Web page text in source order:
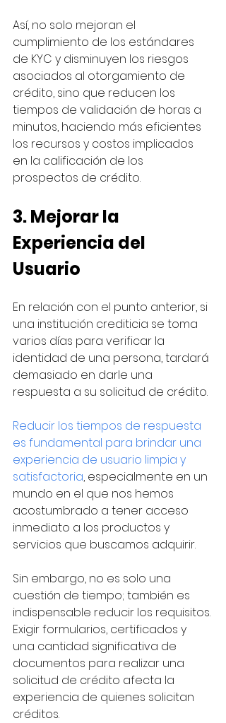
Así, no solo mejoran el
cumplimiento de los estándares
de KYC y disminuyen los riesgos
asociados al otorgamiento de
crédito, sino que reducen los
tiempos de validación de horas a
minutos, haciendo más eficientes
los recursos y costos implicados
en la calificación de los
prospectos de crédito.
3. Mejorar la
Experiencia del
Usuario
En relación con el punto anterior, si
una institución crediticia se toma
varios días para verificar la
identidad de una persona, tardará
demasiado en darle una
respuesta a su solicitud de crédito.
Reducir los tiempos de respuesta
es fundamental para brindar una
experiencia de usuario limpia y
satisfactoria, especialmente en un
mundo en el que nos hemos
acostumbrado a tener acceso
inmediato a los productos y
servicios que buscamos adquirir.
Sin embargo, no es solo una
cuestión de tiempo; también es
indispensable reducir los requisitos.
Exigir formularios, certificados y
una cantidad significativa de
documentos para realizar una
solicitud de crédito afecta la
experiencia de quienes solicitan
créditos.